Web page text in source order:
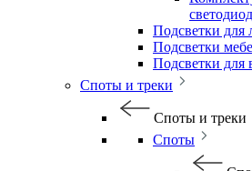
Подсветки для
Подсветки
Подсветки для
Споты и треки
Споты и треки
Споты